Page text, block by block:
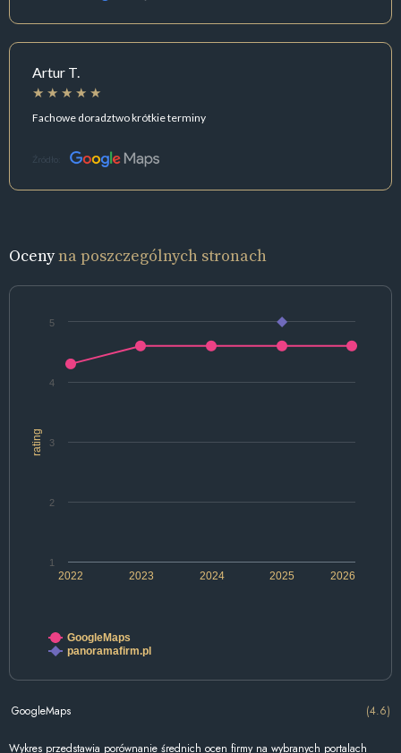
Artur T.
Fachowe doradztwo krótkie terminy
Źródło:
Ocenyna poszczególnych stronach
rating
2022 2024 2026
2023 2025
1
2
3
4
5
GoogleMaps
panoramafirm.pl
GoogleMaps (4.6)
Wykres przedstawia porównanie średnich ocen firmy na wybranych portalach